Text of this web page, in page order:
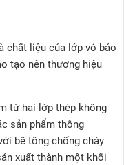
chất liệu của lớp vỏ bảo
tạo nên thương hiệu
từ hai lớp thép không
sản phẩm thông
bê tông chống cháy
xuất thành một khối